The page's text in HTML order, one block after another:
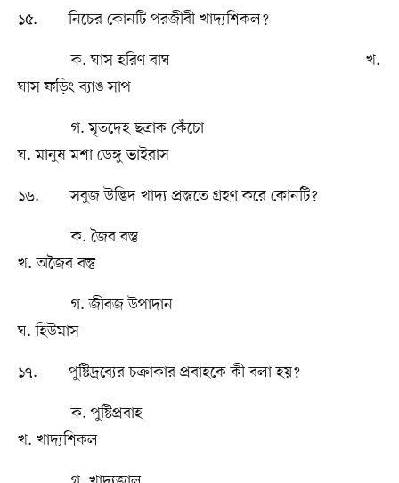
১৫. নিচের কোনটি পরজীবী খাদ্যশিকল?
ক. ঘাস হরিণ বাঘ খ.
ঘাস ফড়িং ব্যাঙ সাপ
গ. মৃতদেহ ছত্রাক কেঁচো
ঘ. মানুষ মশা ডেঙ্গু ভাইরাস
১৬. সবুজ উদ্ভিদ খাদ্য প্রস্তুতে গ্রহণ করে কোনটি?
ক. জৈব বস্তু
খ. অজৈব বস্তু
গ. জীবজ উপাদান
ঘ. হিউমাস
১৭. পুষ্টিদ্রব্যের চক্রাকার প্রবাহকে কী বলা হয়?
ক. পুষ্টিপ্রবাহ
খ. খাদ্যশিকল